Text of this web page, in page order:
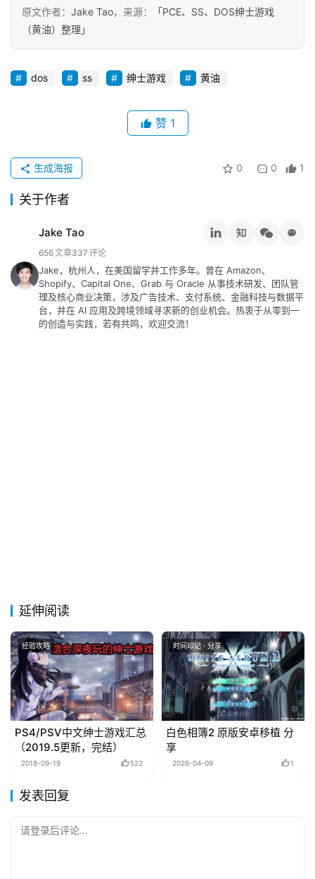
原文作者： Jake Tao，来源：
「PCE、SS、DOS绅士游戏
（黄油）整理」
dos ss 绅士游戏 黄油
赞 1
0 0 1
生成海报
关于作者
Jake Tao
656文章337 评论
Jake，杭州人，在美国留学并工作多年。曾在 Amazon、
Shopify、Capital One、Grab 与 Oracle 从事技术研发、团队管
理及核心商业决策，涉及广告技术、支付系统、金融科技与数据平
台，并在 AI 应用及跨境领域寻求新的创业机会。热衷于从零到一
的创造与实践，若有共鸣，欢迎交流！
延伸阅读
经验攻略
PS4/PSV中文绅士游戏汇总
（2019.5更新，完结）
2018-09-19 522
时间印记 · 分享
白色相簿2 原版安卓移植 分
享
2026-04-09 1
发表回复
请登录后评论...